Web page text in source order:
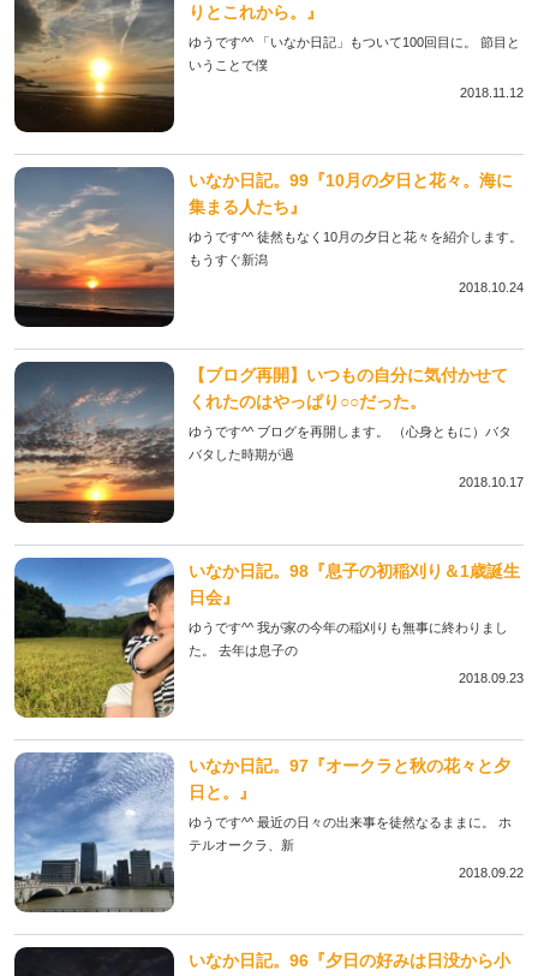
りとこれから。』
ゆうです^^ 「いなか日記」もついて100回目に。 節目と
いうことで僕
2018.11.12
いなか日記。99『10月の夕日と花々。海に
集まる人たち』
ゆうです^^ 徒然もなく10月の夕日と花々を紹介します。
もうすぐ新潟
2018.10.24
【ブログ再開】いつもの自分に気付かせて
くれたのはやっぱり○○だった。
ゆうです^^ ブログを再開します。 （心身ともに）バタ
バタした時期が過
2018.10.17
いなか日記。98『息子の初稲刈り＆1歳誕生
日会』
ゆうです^^ 我が家の今年の稲刈りも無事に終わりまし
た。 去年は息子の
2018.09.23
いなか日記。97『オークラと秋の花々と夕
日と。』
ゆうです^^ 最近の日々の出来事を徒然なるままに。 ホ
テルオークラ、新
2018.09.22
いなか日記。96『夕日の好みは日没から小